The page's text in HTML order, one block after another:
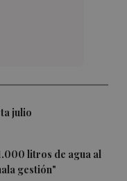
julio
litros de agua al
gestión"